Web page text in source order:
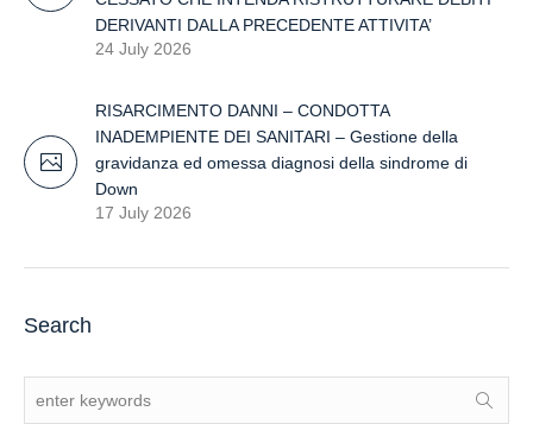
DERIVANTI DALLA PRECEDENTE ATTIVITA’
24 July 2026
RISARCIMENTO DANNI – CONDOTTA
INADEMPIENTE DEI SANITARI – Gestione della
gravidanza ed omessa diagnosi della sindrome di
Down
17 July 2026
Search